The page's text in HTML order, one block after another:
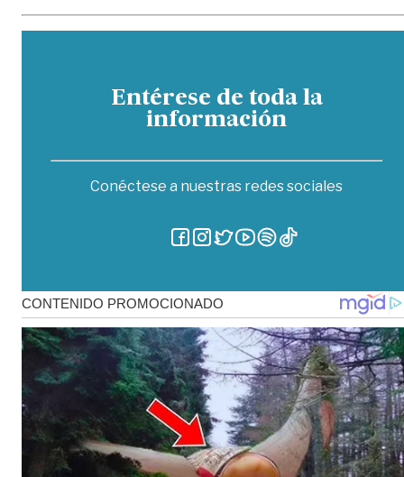
Entérese de toda la
información
Conéctese a nuestras redes sociales